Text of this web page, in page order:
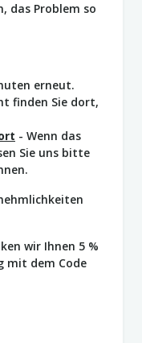
das Problem so
erneut.
finden Sie dort,
- Wenn das
Sie uns bitte
wir Ihnen 5 %
mit dem Code